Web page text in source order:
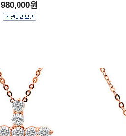
980,000원